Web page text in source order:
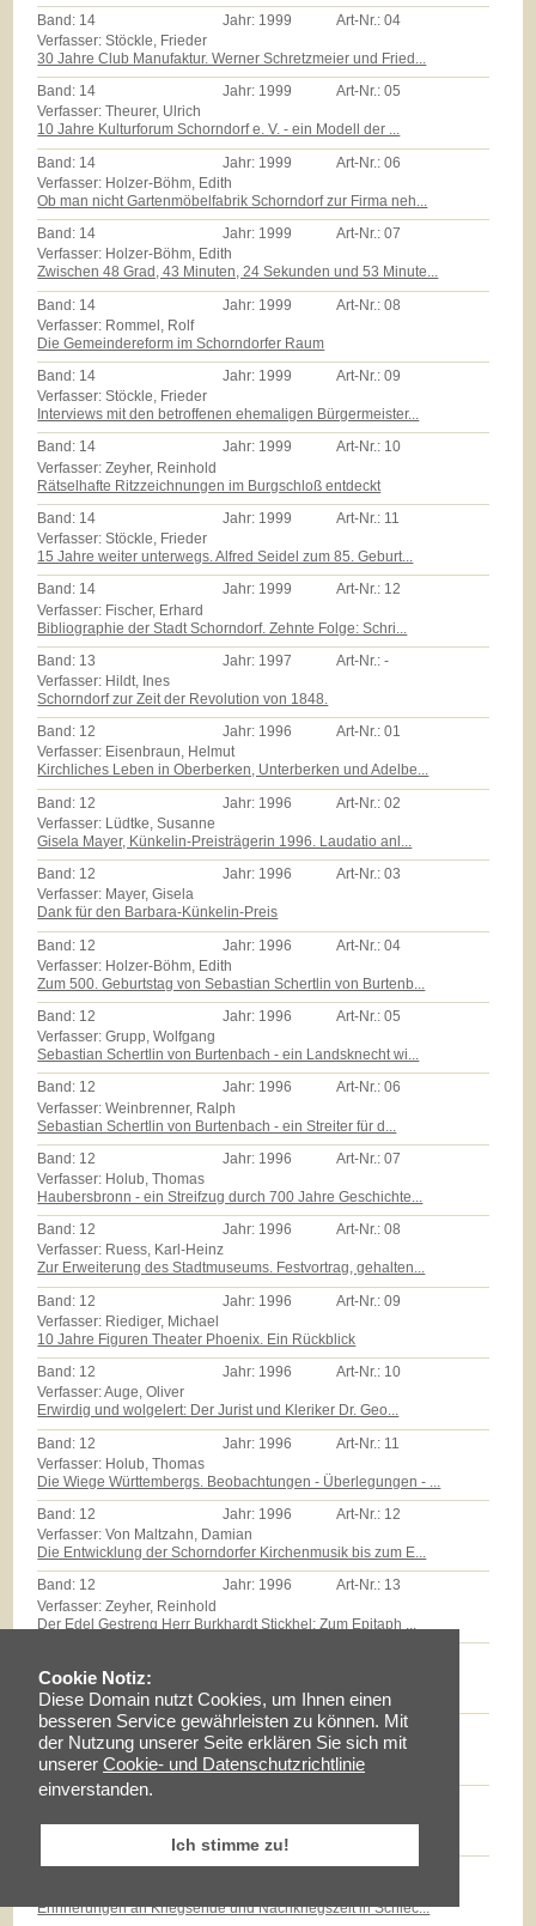
Cookie Notiz:
Diese Domain nutzt Cookies, um Ihnen einen
besseren Service gewährleisten zu können. Mit
der Nutzung unserer Seite erklären Sie sich mit
unserer Cookie- und Datenschutzrichtlinie
einverstanden.
Ich stimme zu!
Band: 14 Jahr: 1999 Art-Nr.:04
Verfasser: Stöckle, Frieder
30 Jahre Club Manufaktur. Werner Schretzmeier und Fried...
Band: 14 Jahr: 1999 Art-Nr.:05
Verfasser: Theurer, Ulrich
10 Jahre Kulturforum Schorndorf e. V. - ein Modell der ...
Band: 14 Jahr: 1999 Art-Nr.:06
Verfasser: Holzer-Böhm, Edith
Ob man nicht Gartenmöbelfabrik Schorndorf zur Firma neh...
Band: 14 Jahr: 1999 Art-Nr.:07
Verfasser: Holzer-Böhm, Edith
Zwischen 48 Grad, 43 Minuten, 24 Sekunden und 53 Minute...
Band: 14 Jahr: 1999 Art-Nr.:08
Verfasser: Rommel, Rolf
Die Gemeindereform im Schorndorfer Raum
Band: 14 Jahr: 1999 Art-Nr.:09
Verfasser: Stöckle, Frieder
Interviews mit den betroffenen ehemaligen Bürgermeister...
Band: 14 Jahr: 1999 Art-Nr.: 10
Verfasser: Zeyher, Reinhold
Rätselhafte Ritzzeichnungen im Burgschloß entdeckt
Band: 14 Jahr: 1999 Art-Nr.: 11
Verfasser: Stöckle, Frieder
15 Jahre weiter unterwegs. Alfred Seidel zum 85. Geburt...
Band: 14 Jahr: 1999 Art-Nr.: 12
Verfasser: Fischer, Erhard
Bibliographie der Stadt Schorndorf. Zehnte Folge: Schri...
Band: 13 Jahr: 1997 Art-Nr.:-
Verfasser: Hildt, Ines
Schorndorf zur Zeit der Revolution von 1848.
Band: 12 Jahr: 1996 Art-Nr.:01
Verfasser: Eisenbraun, Helmut
Kirchliches Leben in Oberberken, Unterberken und Adelbe...
Band: 12 Jahr: 1996 Art-Nr.:02
Verfasser: Lüdtke, Susanne
Gisela Mayer, Künkelin-Preisträgerin 1996. Laudatio anl...
Band: 12 Jahr: 1996 Art-Nr.:03
Verfasser: Mayer, Gisela
Dank für den Barbara-Künkelin-Preis
Band: 12 Jahr: 1996 Art-Nr.:04
Verfasser: Holzer-Böhm, Edith
Zum 500. Geburtstag von Sebastian Schertlin von Burtenb...
Band: 12 Jahr: 1996 Art-Nr.:05
Verfasser: Grupp, Wolfgang
Sebastian Schertlin von Burtenbach - ein Landsknecht wi...
Band: 12 Jahr: 1996 Art-Nr.:06
Verfasser: Weinbrenner, Ralph
Sebastian Schertlin von Burtenbach - ein Streiter für d...
Band: 12 Jahr: 1996 Art-Nr.:07
Verfasser: Holub, Thomas
Haubersbronn - ein Streifzug durch 700 Jahre Geschichte...
Band: 12 Jahr: 1996 Art-Nr.:08
Verfasser: Ruess, Karl-Heinz
Zur Erweiterung des Stadtmuseums. Festvortrag, gehalten...
Band: 12 Jahr: 1996 Art-Nr.:09
Verfasser: Riediger, Michael
10 Jahre Figuren Theater Phoenix. Ein Rückblick
Band: 12 Jahr: 1996 Art-Nr.: 10
Verfasser: Auge, Oliver
Erwirdig und wolgelert: Der Jurist und Kleriker Dr. Geo...
Band: 12 Jahr: 1996 Art-Nr.: 11
Verfasser: Holub, Thomas
Die Wiege Württembergs. Beobachtungen - Überlegungen - ...
Band: 12 Jahr: 1996 Art-Nr.: 12
Verfasser: Von Maltzahn, Damian
Die Entwicklung der Schorndorfer Kirchenmusik bis zum E...
Band: 12 Jahr: 1996 Art-Nr.: 13
Verfasser: Zeyher, Reinhold
Der Edel Gestreng Herr Burkhardt Stickhel: Zum Epitaph ...
Verfasser: Zollmann, Günther
Massenarmut und landwirtschaftliche Reformen auf dem Sc...
Band:12 Jahr:1996 Art-Nr.: 15
Verfasser: Milz, Thomas
Götz E.Hübner - ein experimenteller Geschichtspraktiker...
Band:12
Band:12 Jahr:1996 Art-Nr.:17
Erinnerungen an Kriegsende und Nachkriegszeit in Schlec...